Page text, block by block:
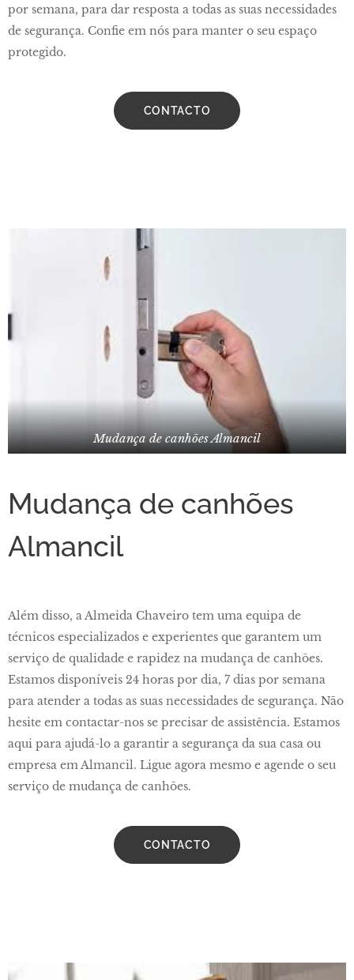
por semana, para dar resposta a todas as suas necessidades
de segurança. Confie em nós para manter o seu espaço
protegido.
CONTACTO
Mudança de canhões Almancil
Mudança de canhões
Almancil
Além disso, a Almeida Chaveiro tem uma equipa de
técnicos especializados e experientes que garantem um
serviço de qualidade e rapidez na mudança de canhões.
Estamos disponíveis 24 horas por dia, 7 dias por semana
para atender a todas as suas necessidades de segurança. Não
hesite em contactar-nos se precisar de assistência. Estamos
aqui para ajudá-lo a garantir a segurança da sua casa ou
empresa em Almancil. Ligue agora mesmo e agende o seu
serviço de mudança de canhões.
CONTACTO